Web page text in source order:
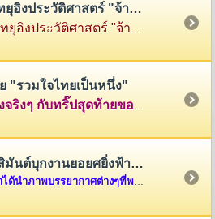
ประวัติศาสตร์ "จ้าวสามแผ่นดิน"
ฟังละครวิทยุอิงประวัติศาสตร์ "จ้าวสามแผ่นดิน" เรื่องราวของสามกษัตริย์ผู้ยิ่งใหญ่แห่งสามแคว้น พ่อขุนรามคำแหง แห่งสุโขทัย พญามังราย แห่งหิรัญนครเงินยาง และพญางำเมือง แห่งภูกามยาว
"รวมใจไทยเป็นหนึ่ง"
แล้วก็มาถึงจริงๆ กับทริ๊ปสุดท้ายของรายการ "รวมใจไทยเป็นหนึ่ง" ที่เต็มไปด้วยความสนุกสนานและความตรึงใจ คลุกเคล้าด้วยกับเสียงหัวเราะและร้องไห้ นำภาพมาฝากกันพอเลาๆ ในบ้านรังสิมันต์แห่งนี้ครับ แต่ถ้าอยากดูต่อ ก็คลิ๊กดูใต้ภาพในบทความได้เลยครับ
กงานยอยศยิ่งฟ้า อยุธยามรดกโลก